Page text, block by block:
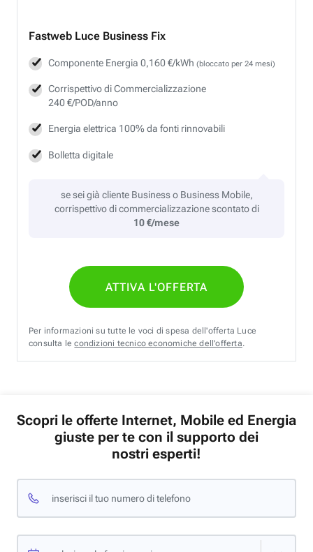
Fastweb Luce Business Fix
Componente Energia 0,160 €/kWh (bloccato per 24 mesi)
Corrispettivo di Commercializzazione
240 €/POD/anno
Energia elettrica 100% da fonti rinnovabili
Bolletta digitale
se sei già cliente Business o Business Mobile,
corrispettivo di commercializzazione scontato di
10 €/mese
ATTIVA L'OFFERTA
Per informazioni su tutte le voci di spesa dell'offerta Luce
consulta lecondizioni tecnico economiche dell'offerta.
Scopri le offerte Internet, Mobile ed Energia
giuste per te con il supporto dei
nostri esperti!
inserisci il tuo numero di telefono